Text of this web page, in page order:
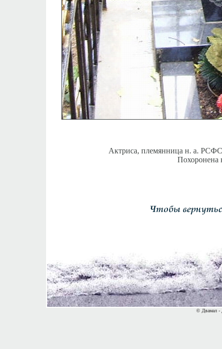
Актриса, племянница н. а.
Похоронена
© Двамал -